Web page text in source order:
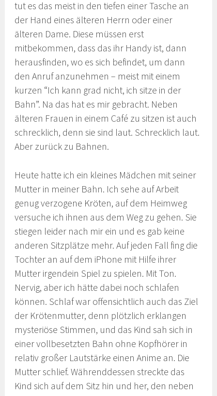
tut es das meist in den tiefen einer Tasche an
der Hand eines älteren Herrn oder einer
älteren Dame. Diese müssen erst
mitbekommen, dass das ihr Handy ist, dann
herausfinden, wo es sich befindet, um dann
den Anruf anzunehmen – meist mit einem
kurzen “Ich kann grad nicht, ich sitze in der
Bahn”. Na das hat es mir gebracht. Neben
älteren Frauen in einem Café zu sitzen ist auch
schrecklich, denn sie sind laut. Schrecklich laut.
Aber zurück zu Bahnen.
Heute hatte ich ein kleines Mädchen mit seiner
Mutter in meiner Bahn. Ich sehe auf Arbeit
genug verzogene Kröten, auf dem Heimweg
versuche ich ihnen aus dem Weg zu gehen. Sie
stiegen leider nach mir ein und es gab keine
anderen Sitzplätze mehr. Auf jeden Fall fing die
Tochter an auf dem iPhone mit Hilfe ihrer
Mutter irgendein Spiel zu spielen. Mit Ton.
Nervig, aber ich hätte dabei noch schlafen
können. Schlaf war offensichtlich auch das Ziel
der Krötenmutter, denn plötzlich erklangen
mysteriöse Stimmen, und das Kind sah sich in
einer vollbesetzten Bahn ohne Kopfhörer in
relativ großer Lautstärke einen Anime an. Die
Mutter schlief. Währenddessen streckte das
Kind sich auf dem Sitz hin und her, den neben